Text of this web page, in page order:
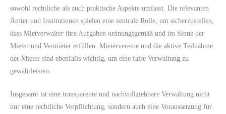
sowohl rechtliche als auch praktische Aspekte umfasst. Die relevanten
Ämter und Institutionen spielen eine zentrale Rolle, um sicherzustellen,
dass Mietverwalter ihre Aufgaben ordnungsgemäß und im Sinne der
Mieter und Vermieter erfüllen. Mietervereine und die aktive Teilnahme
der Mieter sind ebenfalls wichtig, um eine faire Verwaltung zu
gewährleisten.
Insgesamt ist eine transparente und nachvollziehbare Verwaltung nicht
nur eine rechtliche Verpflichtung, sondern auch eine Voraussetzung für